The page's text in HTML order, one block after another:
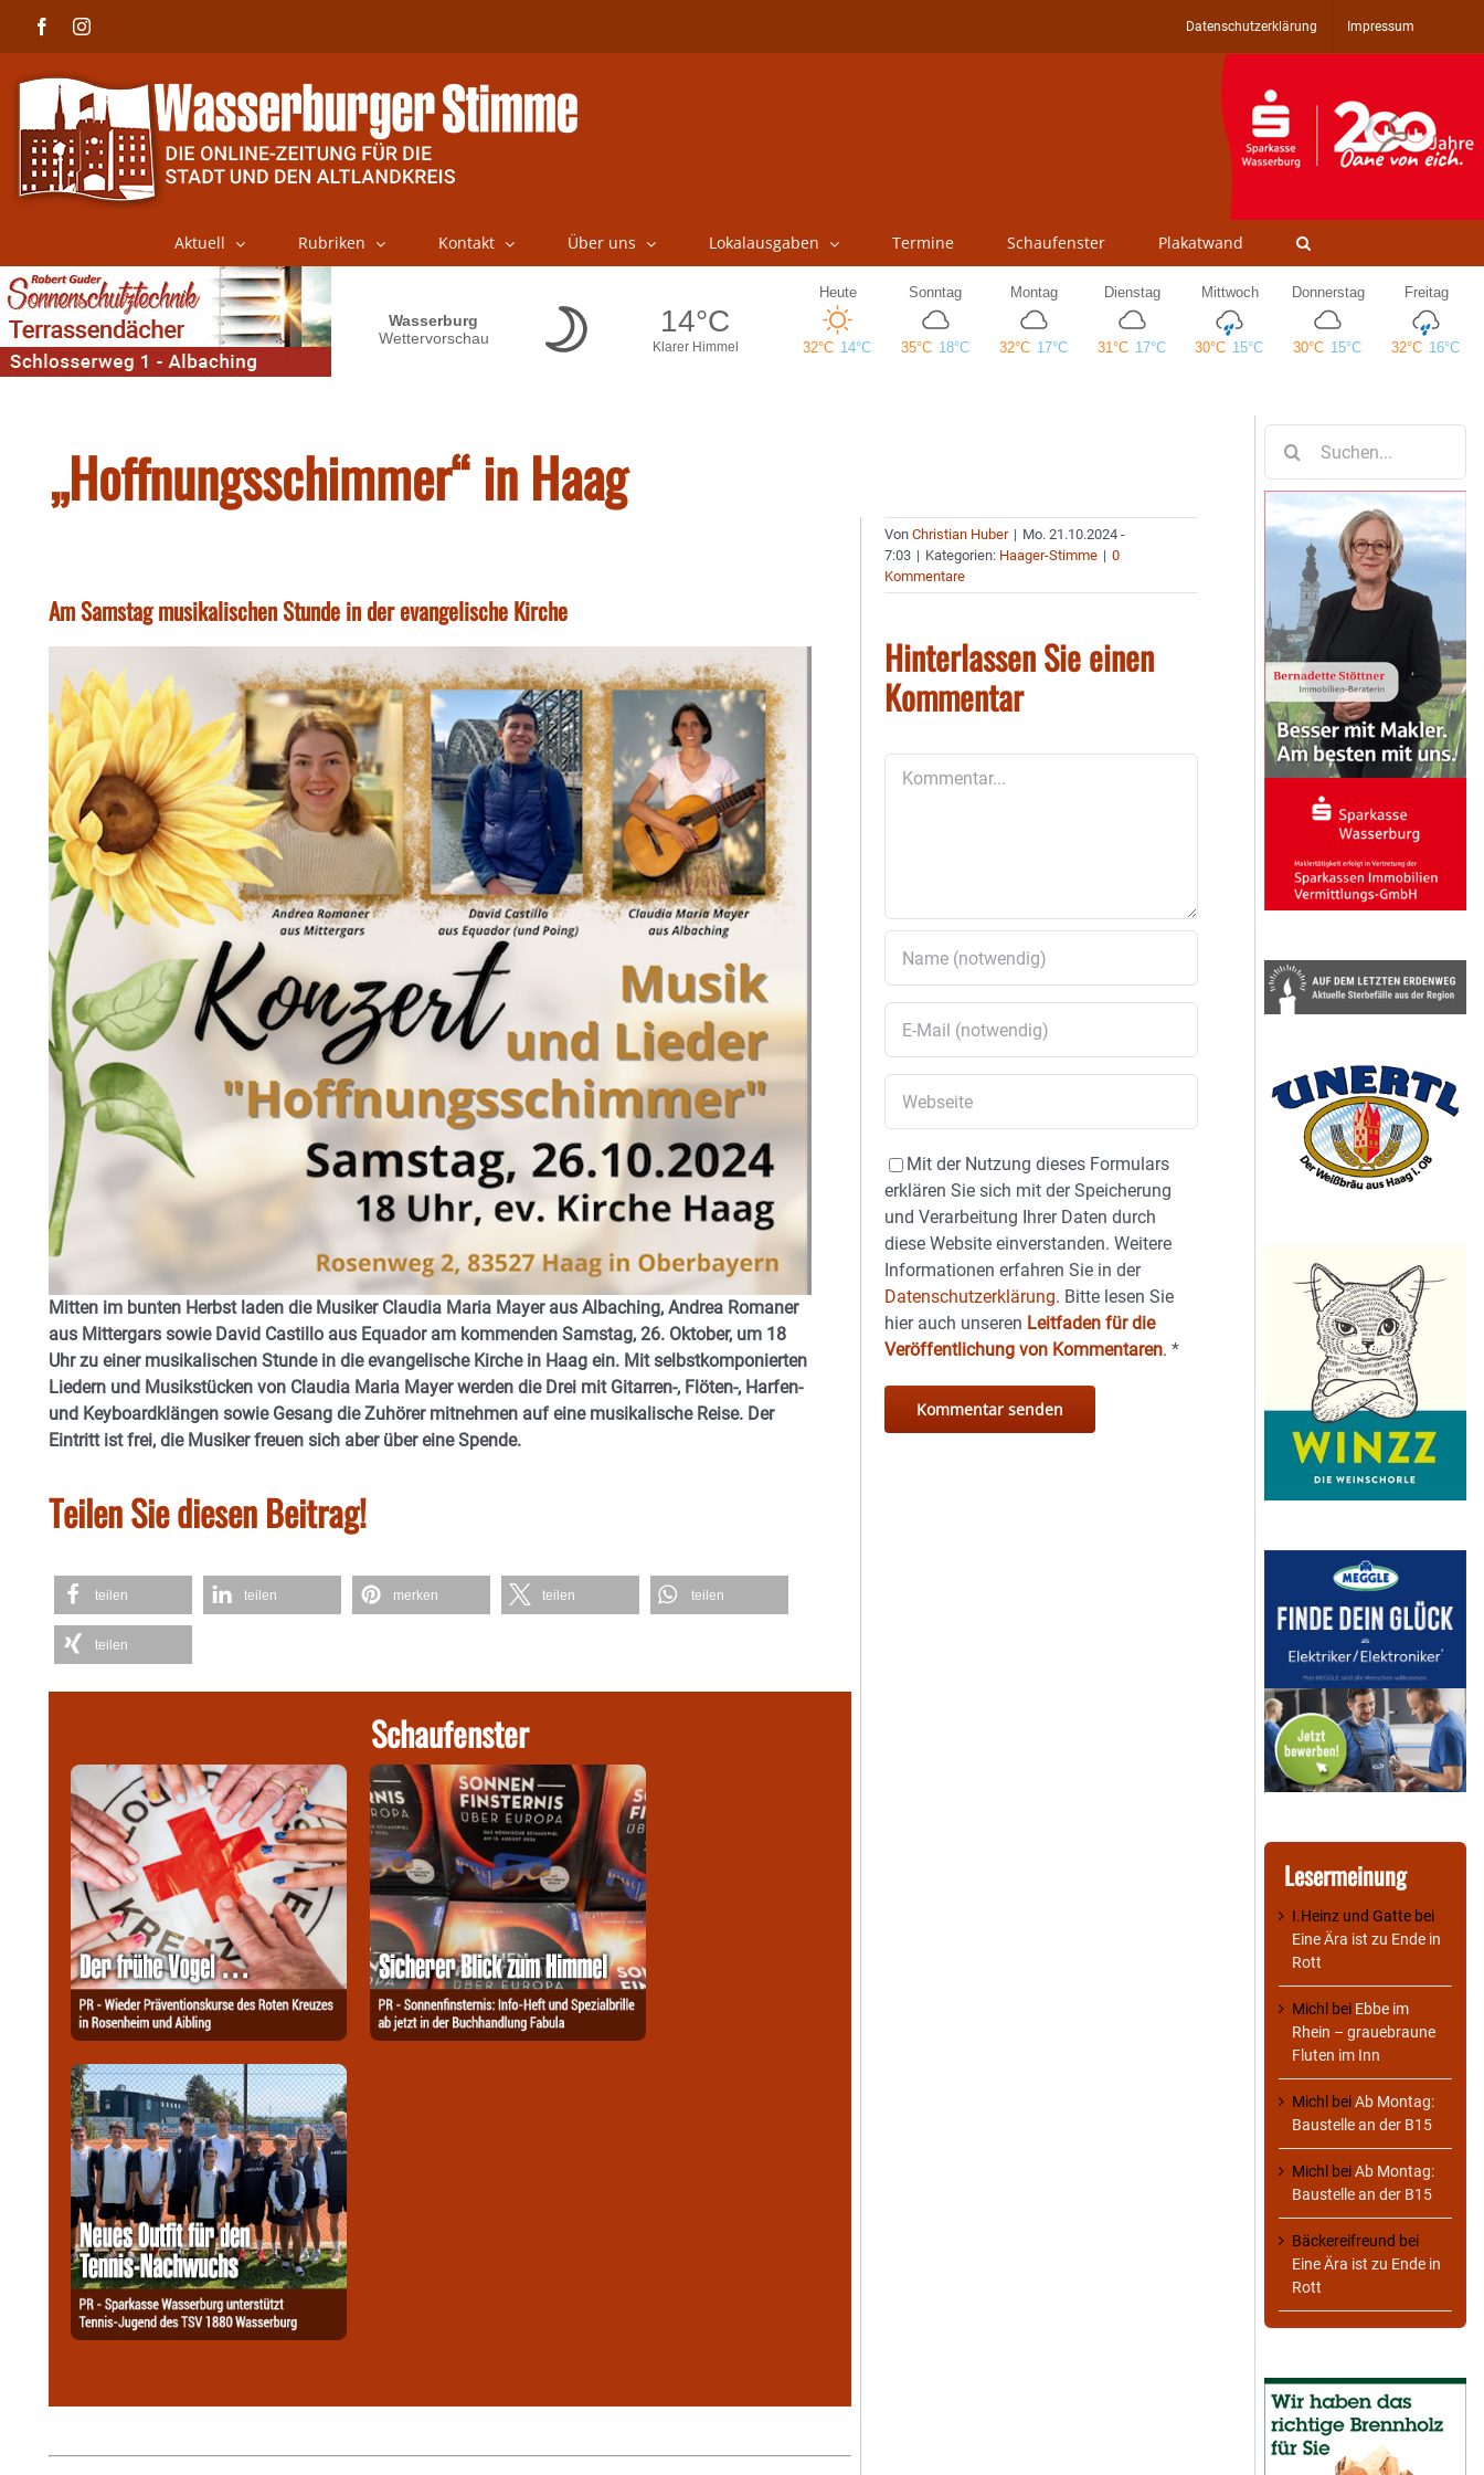
FacebookInstagram Datenschutzerklärung Impressum
Aktuell Rubriken Kontakt Über uns Lokalausgaben Termine Schaufenster Plakatwand
„Hoffnungsschimmer“ in Haag
Am Samstag musikalischen Stunde in der evangelische Kirche
Mitten im bunten Herbst laden die Musiker Claudia Maria Mayer aus Albaching, Andrea Romaner
aus Mittergars sowie David Castillo aus Equador am kommenden Samstag, 26. Oktober, um 18
Uhr zu einer musikalischen Stunde in die evangelische Kirche in Haag ein. Mit selbstkomponierten
Liedern und Musikstücken von Claudia Maria Mayer werden die Drei mit Gitarren-, Flöten-, Harfen-
und Keyboardklängen sowie Gesang die Zuhörer mitnehmen auf eine musikalische Reise. Der
Eintritt ist frei, die Musiker freuen sich aber über eine Spende.
Teilen Sie diesen Beitrag!
teilen teilen merken teilen teilen
teilen
Schaufenster
VonChristian Huber | Mo. 21.10.2024 -
7:03 | Kategorien: Haager-Stimme | 0
Kommentare
Hinterlassen Sie einen
Kommentar
Mit der Nutzung dieses Formulars
erklären Sie sich mit der Speicherung
und Verarbeitung Ihrer Daten durch
diese Website einverstanden. Weitere
Informationen erfahren Sie in der
Datenschutzerklärung. Bitte lesen Sie
hier auch unseren Leitfaden für die
Veröffentlichung von Kommentaren.*
nach:
Lesermeinung
I.Heinz und Gatte bei
Eine Ära ist zu Ende in
Rott
Michl bei Ebbe im
Rhein – grauebraune
Fluten im Inn
Michl beiAb Montag:
Baustelle an der B15
Michl beiAb Montag:
Baustelle an der B15
Bäckereifreund bei
Eine Ära ist zu Ende in
Rott